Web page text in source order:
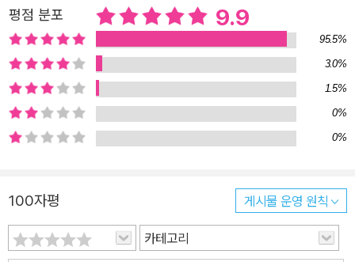
고, 몬스터의 정체는 더욱 미궁 속으로 빠진다. 한편 막내 미미에게는
아무도 믿어주지 않는 비밀 친구, ‘목욕 가운’이 있다. 욕실 문에나 걸
려 있을 법한 목욕 가운은 미미 앞에서만 모습을 드러내는 신비한 존
재다. 목욕 가운은 미미에게 이곳에서 일어나는 이상한 일들에 대해
힌트를 주고, 영리한 미미에게는 그 이상한 일을 혼자 알아내야만 하
는 비밀스러운 임무가 생긴다. 곧이어 세 남매는 자신들뿐만 아니라
마을 어른들이 같은 여행 상품에 당첨되어 모두 동시에 집을 비우게
터가 배달되었다. “좀 이상하지 않아? 복권을 산 사람은 다 당첨되었
다는 말이잖아?” 마을 어른들이 동시에 사라져야 했던 이유, 그리고
그사이 몬스터들이 나타난 이유는 무엇일까? 장르적 문법 안에서 빚
어낸 뚜렷한 주제 의식 “안타깝지만 우리한테는 ‘휴머니즘’이 많이 부
평점 분포 9.9
95.5%
3.0%
1.5%
0%
0%
100자평 게시물 운영 원칙
카테고리